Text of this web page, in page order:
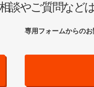
談やご質問など
専用フォームからの